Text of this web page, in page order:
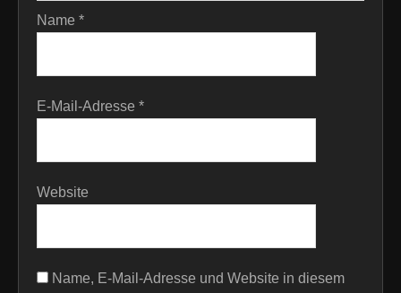
Name *
E-Mail-Adresse *
Website
Name, E-Mail-Adresse und Website in diesem